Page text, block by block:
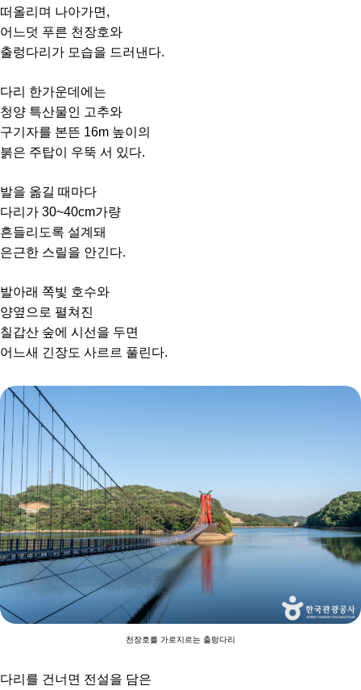
떠올리며 나아가면,
어느덧 푸른 천장호와
출렁다리가 모습을 드러낸다.
다리 한가운데에는
청양 특산물인 고추와
구기자를 본뜬 16m 높이의
붉은 주탑이 우뚝 서 있다.
발을 옮길 때마다
다리가 30~40cm가량
흔들리도록 설계돼
은근한 스릴을 안긴다.
발아래 쪽빛 호수와
양옆으로 펼쳐진
칠갑산 숲에 시선을 두면
어느새 긴장도 사르르 풀린다.
천장호를 가로지르는 출렁다리
다리를 건너면 전설을 담은